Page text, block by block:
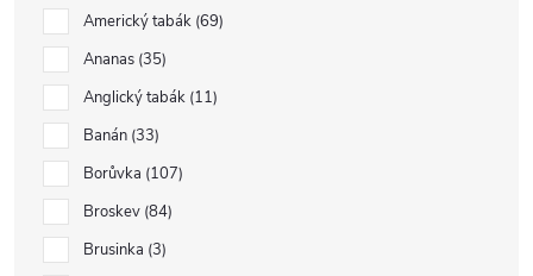
Americký tabák 69
Ananas 35
Anglický tabák 11
Banán 33
Borůvka 107
Broskev 84
Brusinka 3